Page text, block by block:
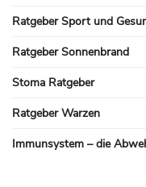
Ratgeber Sport und
Ratgeber Sonnenbrand
Stoma Ratgeber
Ratgeber Warzen
Immunsystem – die